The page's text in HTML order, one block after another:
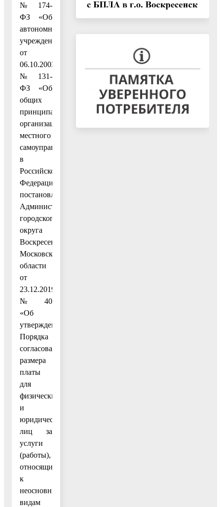
№ 174-
ФЗ «Об
автономных
учреждениях»,
от
06.10.2003
№ 131-
ФЗ «Об
общих
принципах
организации
местного
самоуправления
в
Российской
Федерации»,
постановлением
Администрации
городского
округа
Воскресенск
Московской
области
от
23.12.2019
№ 40
«Об
утверждении
Порядка
согласования
размера
платы
для
физических
и
юридических
лиц за
услуги
(работы),
относящиеся
к
неосновным
видам